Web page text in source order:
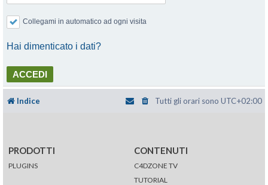
Collegami in automatico ad ogni visita
Hai dimenticato i dati?
Indice Tutti gli orari sono UTC+02:00
PRODOTTI
PLUGINS
CONTENUTI
C4DZONE TV
TUTORIAL